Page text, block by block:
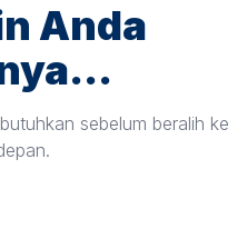
Anda
sebelum beralih ke